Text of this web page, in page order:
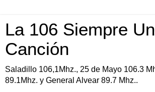
La 106 Siempre
Canción
Saladillo 106,1Mhz., 25 de Mayo 106.3
89.1Mhz. y General Alvear 89.7 Mhz..